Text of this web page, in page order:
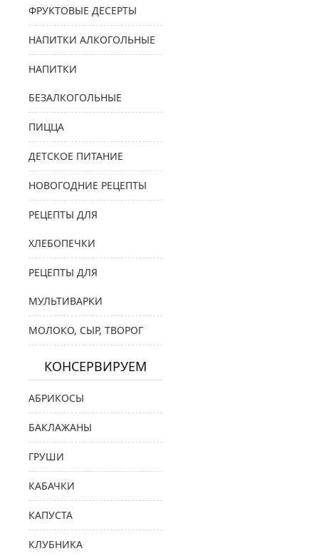
ФРУКТОВЫЕ ДЕСЕРТЫ
НАПИТКИ АЛКОГОЛЬНЫЕ
НАПИТКИ
БЕЗАЛКОГОЛЬНЫЕ
ПИЦЦА
ДЕТСКОЕ ПИТАНИЕ
НОВОГОДНИЕ РЕЦЕПТЫ
РЕЦЕПТЫ ДЛЯ
ХЛЕБОПЕЧКИ
РЕЦЕПТЫ ДЛЯ
МУЛЬТИВАРКИ
МОЛОКО, СЫР, ТВОРОГ
КОНСЕРВИРУЕМ
АБРИКОСЫ
БАКЛАЖАНЫ
ГРУШИ
КАБАЧКИ
КАПУСТА
КЛУБНИКА